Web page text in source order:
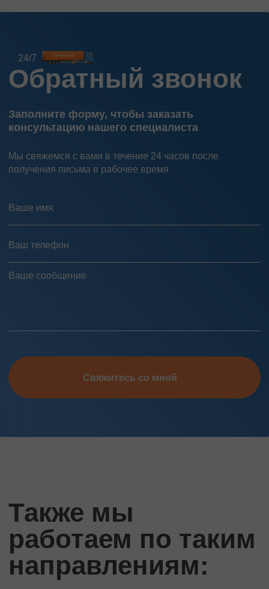
24/7
Обратный звонок
Заполните форму, чтобы заказать
консультацию нашего специалиста
Мы свяжемся с вами в течение 24 часов после
получения письма в рабочее время
Свяжитесь со мной
Также мы
работаем по таким
направлениям: